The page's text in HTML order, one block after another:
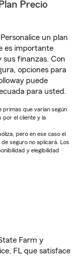
Precio
un plan
es importante
sus finanzas. Con
opciones para
puede
para usted.
primas que varían según
por el cliente y la
pero en ese caso el
seguro no aplicará. Los
y elegibilidad
Farm y
FL que satisface